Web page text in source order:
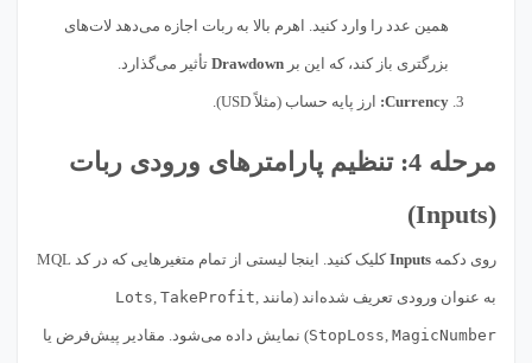
همین عدد را وارد کنید. اهرم بالا به ربات اجازه می‌دهد لات‌های
بزرگتری باز کند، که این بر Drawdown تأثیر می‌گذارد.
Currency: ارز پایه حساب (مثلاً USD).
مرحله 4: تنظیم پارامترهای ورودی ربات
(Inputs)
روی دکمه Inputs کلیک کنید. اینجا لیستی از تمام متغیرهایی که در کد MQL
به عنوان ورودی تعریف شده‌اند (مانند Lots, TakeProfit,
StopLoss, MagicNumber ) نمایش داده می‌شود. مقادیر پیش‌فرض یا